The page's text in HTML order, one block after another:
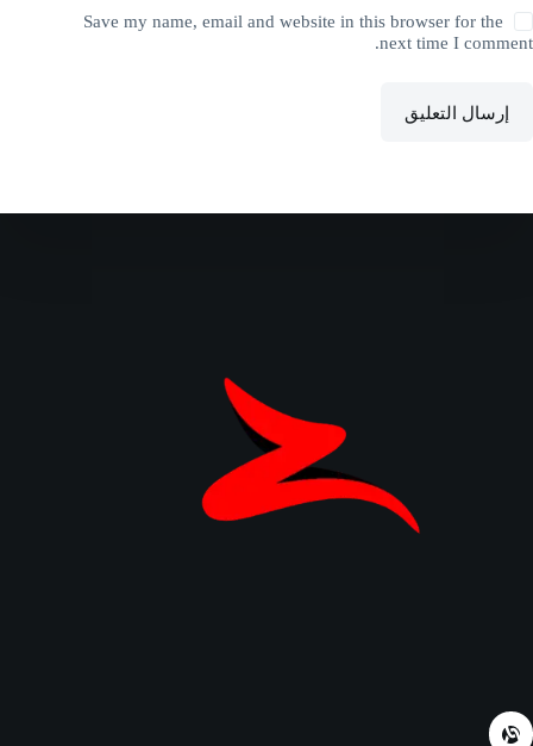
Save my name, email and website in this browser for the
next time I comment.
إرسال التعليق